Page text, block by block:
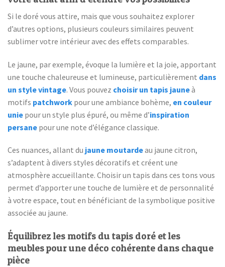
Si le doré vous attire, mais que vous souhaitez explorer
d’autres options, plusieurs couleurs similaires peuvent
sublimer votre intérieur avec des effets comparables.
Le jaune, par exemple, évoque la lumière et la joie, apportant
une touche chaleureuse et lumineuse, particulièrement dans
un style vintage. Vous pouvez choisir un tapis jauneà
motifs patchwork pour une ambiance bohème, en couleur
unie pour un style plus épuré, ou même d’inspiration
persane pour une note d’élégance classique.
Ces nuances, allant du jaune moutardeau jaune citron,
s’adaptent à divers styles décoratifs et créent une
atmosphère accueillante. Choisir un tapis dans ces tons vous
permet d’apporter une touche de lumière et de personnalité
à votre espace, tout en bénéficiant de la symbolique positive
associée au jaune.
Équilibrez les motifs du tapis doré et les
meubles pour une déco cohérente dans chaque
pièce